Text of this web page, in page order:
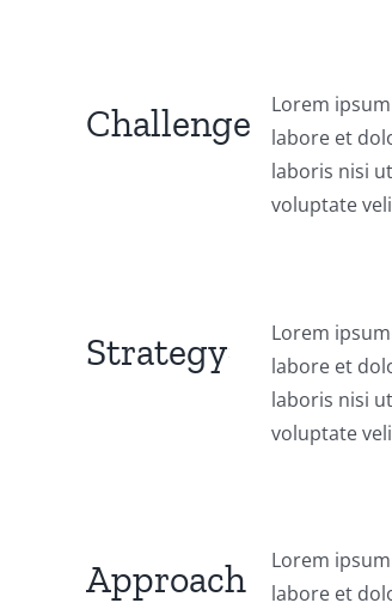
Challenge
Lorem
labore et
laboris nisi
voluptate
Strategy
Lorem
labore et
laboris nisi
voluptate
Approach
Lorem
labore et